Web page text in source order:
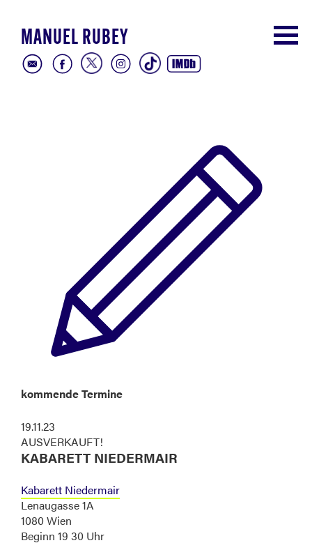
MANUEL RUBEY
kommende Termine
19.11.23
AUSVERKAUFT!
KABARETT NIEDERMAIR
Kabarett Niedermair
Lenaugasse 1A
1080 Wien
Beginn 19 30 Uhr